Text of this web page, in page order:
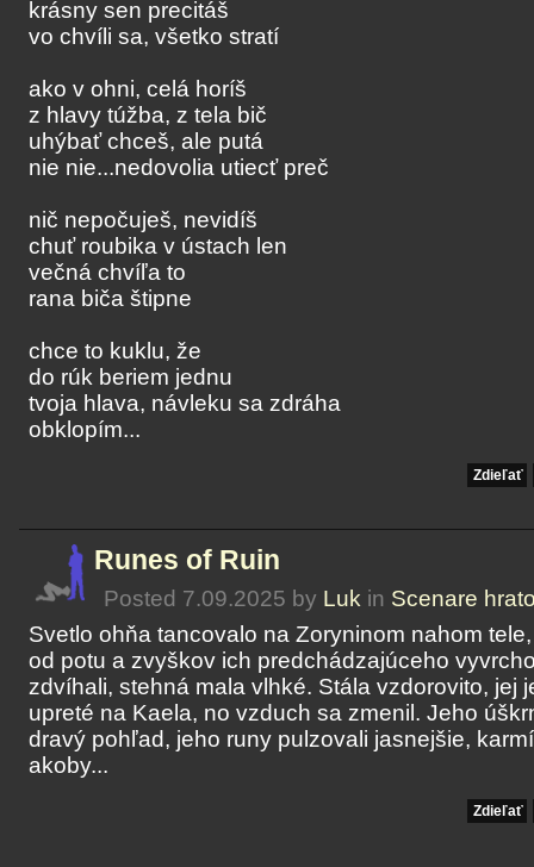
krásny sen precitáš
vo chvíli sa, všetko stratí
ako v ohni, celá horíš
z hlavy túžba, z tela bič
uhýbať chceš, ale putá
nie nie...nedovolia utiecť preč
nič nepočuješ, nevidíš
chuť roubika v ústach len
večná chvíľa to
rana biča štipne
chce to kuklu, že
do rúk beriem jednu
tvoja hlava, návleku sa zdráha
obklopím...
Zdieľať
Runes of Ruin
Posted 7.09.2025 by Luk in Scenare
Svetlo ohňa tancovalo na Zoryninom nahom
od potu a zvyškov ich predchádzajúceho
zdvíhali, stehná mala vlhké. Stála vzdorovito, jej
upreté na Kaela, no vzduch sa zmenil. Jeho
dravý pohľad, jeho runy pulzovali jasnejšie,
akoby...
Zdieľať